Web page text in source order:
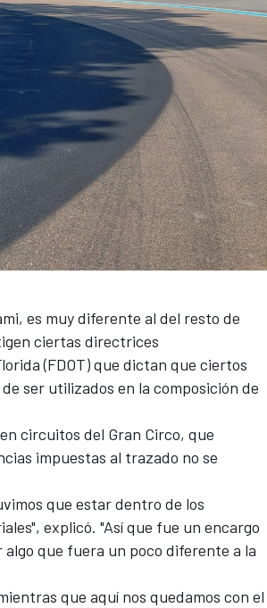
es muy diferente al del resto de
ciertas directrices
(FDOT) que dictan que ciertos
ser utilizados en la composición de
circuitos del Gran Circo, que
impuestas al trazado no se
que estar dentro de los
explicó. "Así que fue un encargo
que fuera un poco diferente a la
que aquí nos quedamos con el